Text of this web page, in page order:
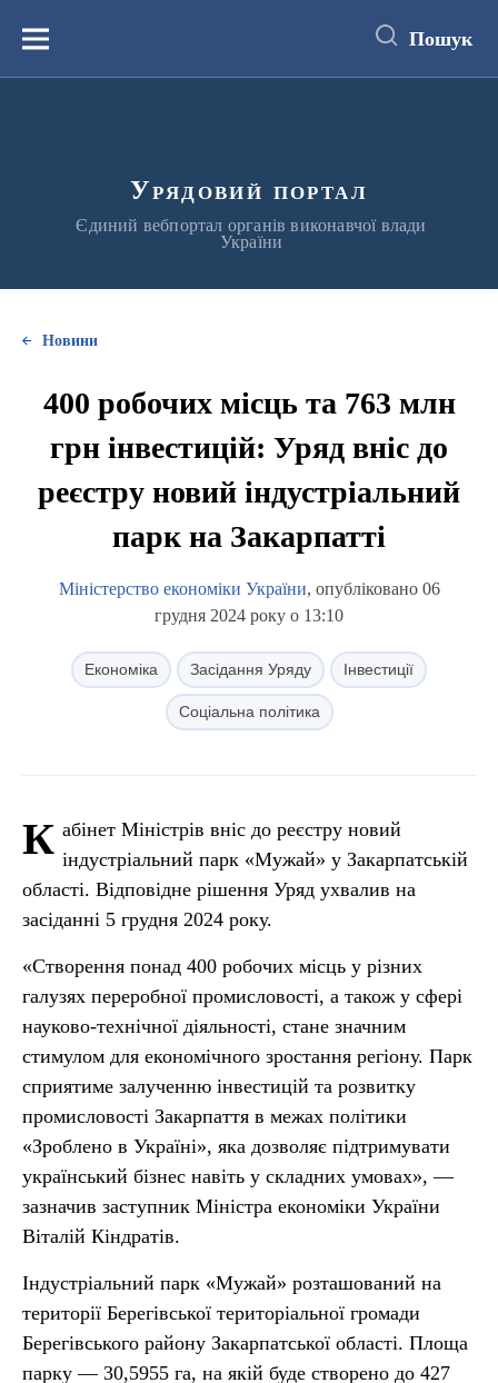
вмістуМеню Пошук
Урядовий портал
Єдиний вебпортал органів виконавчої влади
України
Новини
400 робочих місць та 763 млн
грн інвестицій: Уряд вніс до
реєстру новий індустріальний
парк на Закарпатті
Міністерство економіки України, опубліковано 06
грудня 2024 року о 13:10
Економіка Засідання Уряду Інвестиції
Соціальна політика
К абінет Міністрів вніс до реєстру новий
індустріальний парк «Мужай» у Закарпатській
області. Відповідне рішення Уряд ухвалив на
засіданні 5 грудня 2024 року.
«Створення понад 400 робочих місць у різних
галузях переробної промисловості, а також у сфері
науково-технічної діяльності, стане значним
стимулом для економічного зростання регіону. Парк
сприятиме залученню інвестицій та розвитку
промисловості Закарпаття в межах політики
«Зроблено в Україні», яка дозволяє підтримувати
український бізнес навіть у складних умовах», —
зазначив заступник Міністра економіки України
Віталій Кіндратів.
Індустріальний парк «Мужай» розташований на
території Берегівської територіальної громади
Берегівського району Закарпатської області. Площа
парку — 30,5955 га, на якій буде створено до 427